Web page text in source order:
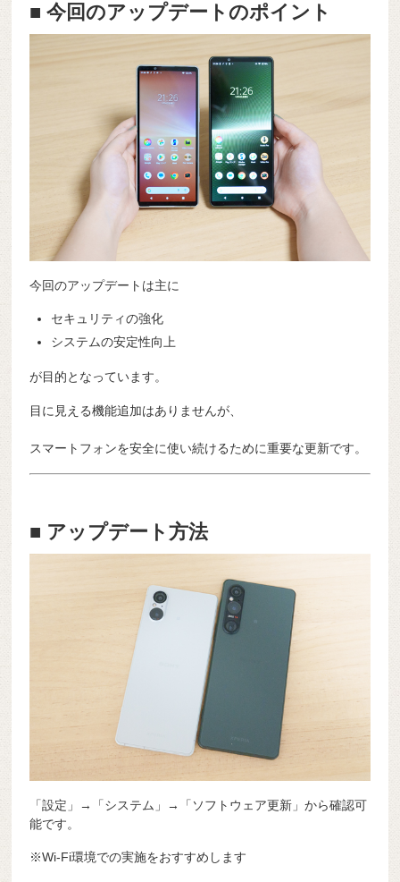
■ 今回のアップデートのポイント
今回のアップデートは主に
セキュリティの強化
システムの安定性向上
が目的となっています。
目に見える機能追加はありませんが、
スマートフォンを安全に使い続けるために重要な更新です。
■ アップデート方法
「設定」→「システム」→「ソフトウェア更新」から確認可
能です。
※Wi-Fi環境での実施をおすすめします